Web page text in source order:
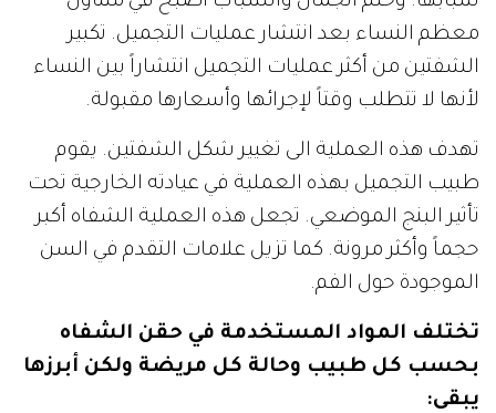
معظم النساء بعد انتشار عمليات التجميل. تكبير
الشفتين من أكثر عمليات التجميل انتشاراً بين النساء
لأنها لا تتطلب وقتاً لإجرائها وأسعارها مقبولة.
تهدف هذه العملية الى تغيير شكل الشفتين. يقوم
طبيب التجميل بهذه العملية في عيادته الخارجية تحت
تأثير البنج الموضعي. تجعل هذه العملية الشفاه أكبر
حجماً وأكثر مرونة. كما تزيل علامات التقدم في السن
الموجودة حول الفم.
تختلف المواد المستخدمة في حقن الشفاه
بحسب كل طبيب وحالة كل مريضة ولكن أبرزها
يبقى: